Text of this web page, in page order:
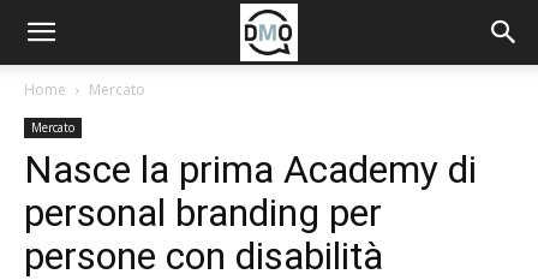
Home Mercato
Mercato
Nasce la prima Academy di
personal branding per
persone con disabilità